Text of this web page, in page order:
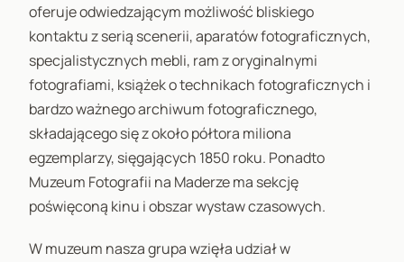
oferuje odwiedzającym możliwość bliskiego
kontaktu z serią scenerii, aparatów fotograficznych,
specjalistycznych mebli, ram z oryginalnymi
fotografiami, książek o technikach fotograficznych i
bardzo ważnego archiwum fotograficznego,
składającego się z około półtora miliona
egzemplarzy, sięgających 1850 roku. Ponadto
Muzeum Fotografii na Maderze ma sekcję
poświęconą kinu i obszar wystaw czasowych.
W muzeum nasza grupa wzięła udział w